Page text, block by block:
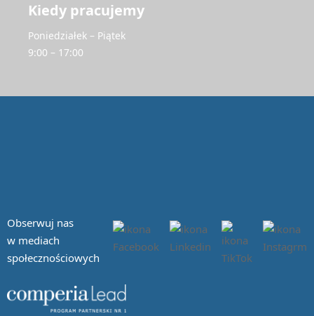
Kiedy pracujemy
Poniedziałek – Piątek
9:00 – 17:00
Obserwuj nas
w mediach
społecznościowych